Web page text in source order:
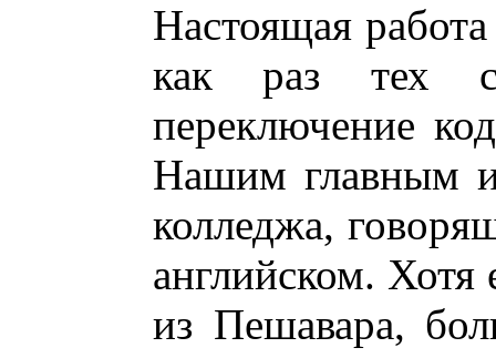
Настоящая
как раз тех
переключение
Нашим главным
колледжа,
английском. Хотя
из Пешавара,